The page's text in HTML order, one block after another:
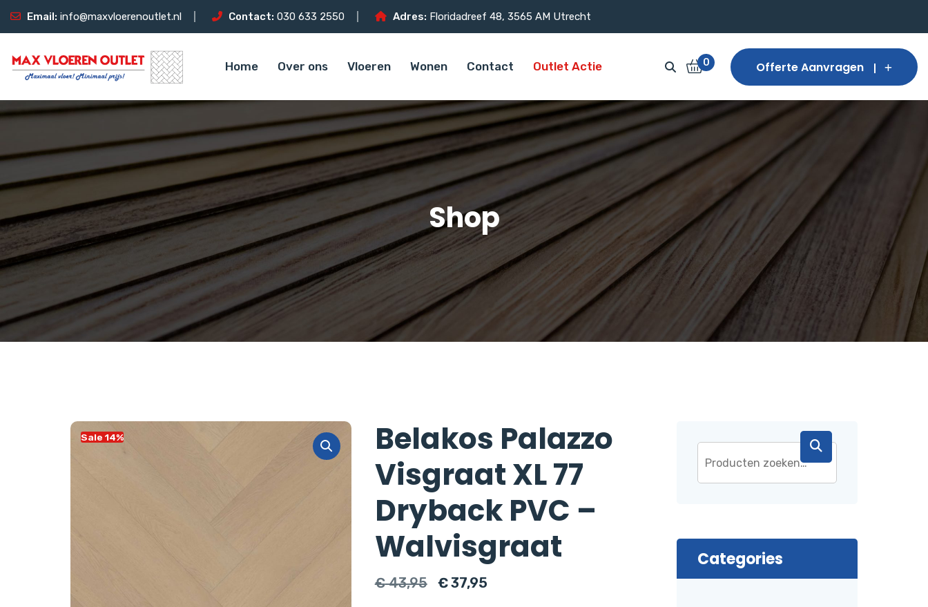
Email: info@maxvloerenoutlet.nl Contact: 030 633 2550 Adres: Floridadreef 48, 3565 AM Utrecht
Home Over ons Vloeren Wonen Contact Outlet Actie 0 Offerte Aanvragen
Shop
Sale 14%
Belakos Palazzo
Visgraat XL 77
Dryback PVC –
Walvisgraat
€43,95
Oorspronkelijke
€37,95Huidige
Categories